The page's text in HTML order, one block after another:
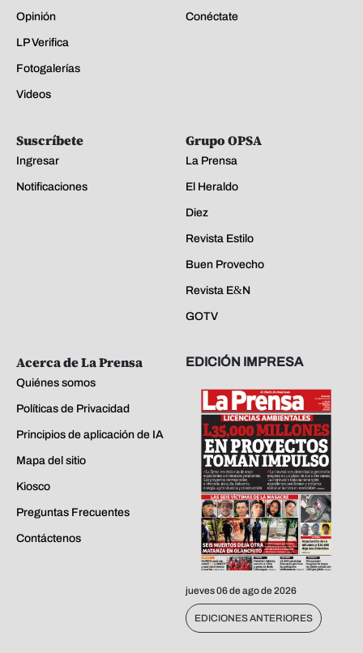
Opinión
LP Verifica
Fotogalerías
Videos
Conéctate
Suscríbete
Ingresar
Notificaciones
Grupo OPSA
La Prensa
El Heraldo
Diez
Revista Estilo
Buen Provecho
Revista E&N
GOTV
Acerca de La Prensa
Quiénes somos
Políticas de Privacidad
Principios de aplicación de IA
Mapa del sitio
Kiosco
Preguntas Frecuentes
Contáctenos
EDICIÓN IMPRESA
jueves 06 de ago de 2026
EDICIONES ANTERIORES